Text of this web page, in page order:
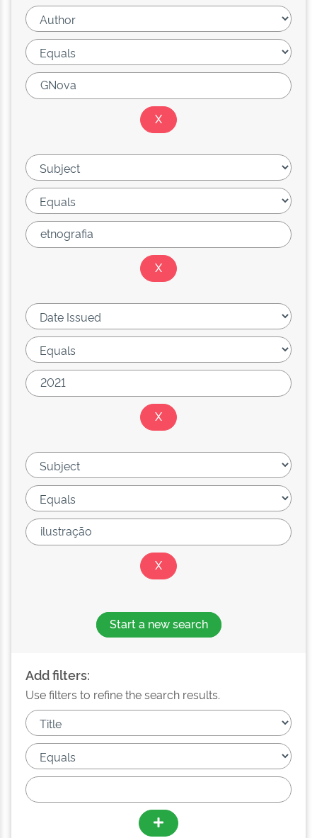
Start a new search
Add filters:
Use filters to refine the search results.